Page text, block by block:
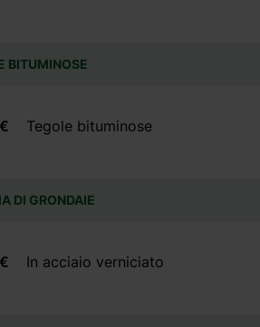
BITUMINOSE
Tegole bituminose
DI GRONDAIE
In acciaio verniciato